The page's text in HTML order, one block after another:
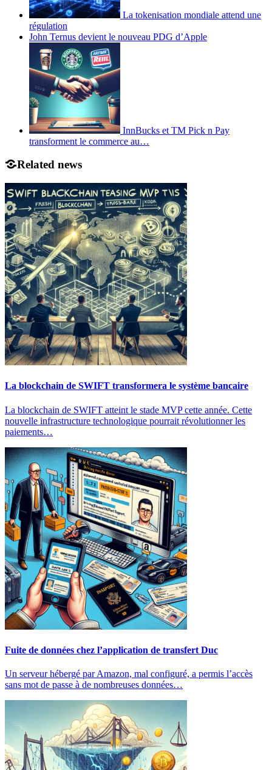
La tokenisation mondiale attend une
régulation
John Ternus devient le nouveau PDG d’Apple
InnBucks et TM Pick n Pay
transforment le commerce au…
Related news
La blockchain de SWIFT transformera le système bancaire
La blockchain de SWIFT atteint le stade MVP cette année. Cette
nouvelle infrastructure technologique pourrait révolutionner les
paiements…
Fuite de données chez l’application de transfert Duc
Un serveur hébergé par Amazon, mal configuré, a permis l’accès
sans mot de passe à de nombreuses données…